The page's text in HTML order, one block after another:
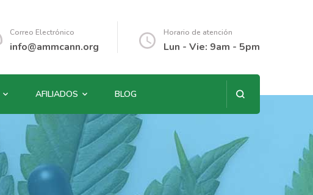
Correo Electrónico
info@ammcann.org
Horario de atención
Lun - Vie: 9am - 5pm
AFILIADOS BLOG